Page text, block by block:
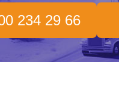
234 29 66